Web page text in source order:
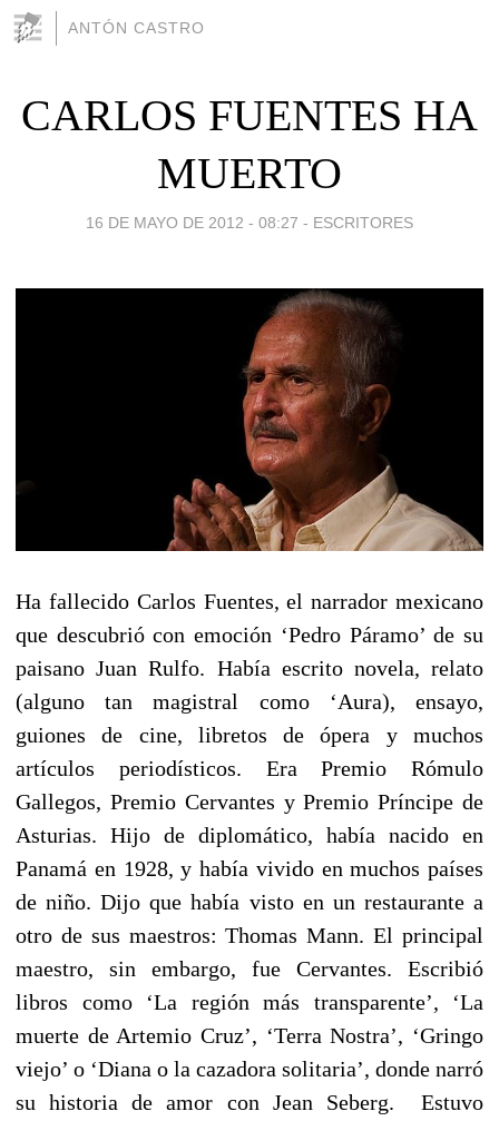
ANTÓN CASTRO
CARLOS FUENTES HA
MUERTO
16 DE MAYO DE 2012 - 08:27 - ESCRITORES
Ha fallecido Carlos Fuentes, el narrador mexicano
que descubrió con emoción ‘Pedro Páramo’ de su
paisano Juan Rulfo. Había escrito novela, relato
(alguno tan magistral como ‘Aura), ensayo,
guiones de cine, libretos de ópera y muchos
artículos periodísticos. Era Premio Rómulo
Gallegos, Premio Cervantes y Premio Príncipe de
Asturias. Hijo de diplomático, había nacido en
Panamá en 1928, y había vivido en muchos países
de niño. Dijo que había visto en un restaurante a
otro de sus maestros: Thomas Mann. El principal
maestro, sin embargo, fue Cervantes. Escribió
libros como ‘La región más transparente’, ‘La
muerte de Artemio Cruz’, ‘Terra Nostra’, ‘Gringo
viejo’ o ‘Diana o la cazadora solitaria’, donde narró
su historia de amor con Jean Seberg. Estuvo